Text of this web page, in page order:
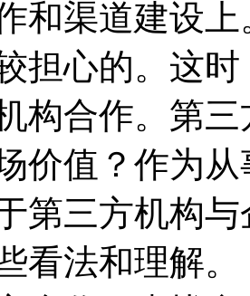
和渠道建设
担心的。这时
构合作。第
价值？作为
第三方机构
看法和理解。